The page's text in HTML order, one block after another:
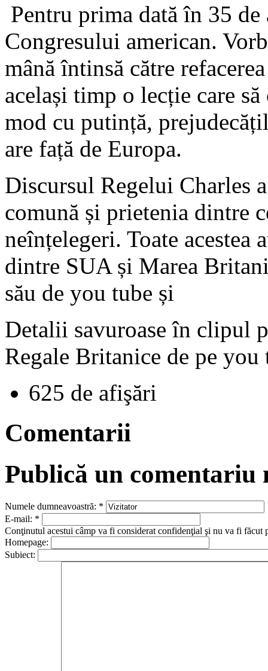
Pentru prima dată în 35
Congresului american.
mână întinsă către
același timp o lecție care
mod cu putință,
are față de Europa.
Discursul Regelui Charles
comună și prietenia dintre
neînțelegeri. Toate
dintre SUA și Marea
său de you tube și
Detalii savuroase în clipul
Regale Britanice de pe you
625 de afişări
Comentarii
Publică un comentariu
Numele dumneavoastră: *
E-mail: *
Conţinutul acestui câmp va fi considerat confidenţial şi nu va fi făcut
Homepage:
Subiect: